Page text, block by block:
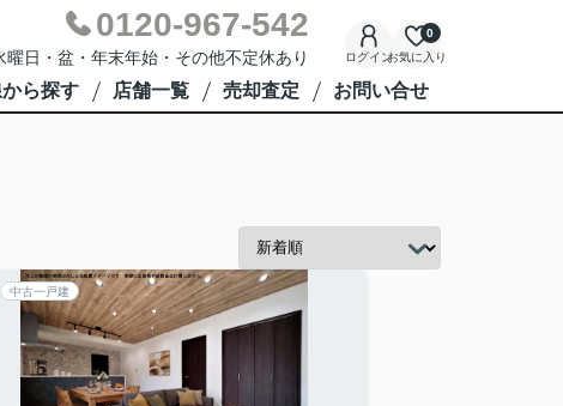
0120-967-542
日・盆・年末年始・その他不定休あり ログインお気に入り
0
ら探す 店舗一覧 売却査定 お問い合せ
中古一戸建